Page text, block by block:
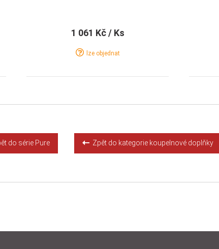
1 061 Kč/ Ks
lze objednat
do série Pure Zpět do kategorie koupelnové doplňky